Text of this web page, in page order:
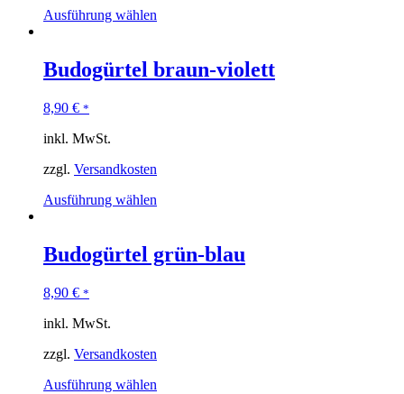
Ausführung wählen
Budogürtel braun-violett
8,90 € *
inkl. MwSt.
zzgl. Versandkosten
Ausführung wählen
Budogürtel grün-blau
8,90 € *
inkl. MwSt.
zzgl. Versandkosten
Ausführung wählen